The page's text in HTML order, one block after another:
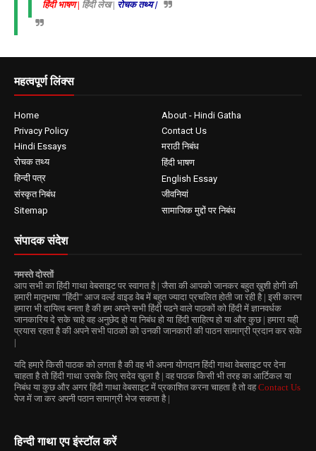
हिंदी भाषण | हिंदी लेख | रोचक तथ्य |
महत्वपूर्ण लिंक्स
Home
About - Hindi Gatha
Privacy Policy
Contact Us
Hindi Essays
मराठी निबंध
रोचक तथ्य
हिंदी भाषण
हिन्दी पत्र
English Essay
संस्कृत निबंध
जीवनियां
Sitemap
सामाजिक मुद्दों पर निबंध
संपादक संदेश
नमस्ते दोस्तों
आप सभी का हिंदी गाथा वेबसाइट पर स्वागत है | जैसा की आपको जानकर बहुत ख़ुशी होगी की
हमारी मातृभाषा "हिंदी" आज वर्ल्ड वाइड वेब में बहुत ज्यादा प्रचलित होती जा रही है | इसी कारण
हमारा भी दायित्व बनता है की हम अपने सभी हिंदी पढने वाले पाठकों को हिंदी में ज्ञानवर्धक
जानकारिय दे सके चाहे वह अनुछेद हो या निबंध हो या हिंदी साहित्य हो या और कुछ | हमारा यही
प्रयास रहता है की अपने सभी पाठकों को उनकी जानकारी की पाठन सामाग्री प्रदान कर सके
|
यदि हमारे किसी पाठक को लगता है की वह भी अपना योगदान हिंदी गाथा वेबसाइट पर देना
चाहता है तो हिंदी गाथा उसके लिए सदेव खुला है | वह पाठक किसी भी तरह का आर्टिकल या
निबंध या कुछ और अगर हिंदी गाथा वेबसाइट में प्रकाशित करना चाहता है तो वहContact Us
पेज में जा कर अपनी पठान सामाग्री भेज सकता है |
हिन्दी गाथा एप इंस्टॉल करें